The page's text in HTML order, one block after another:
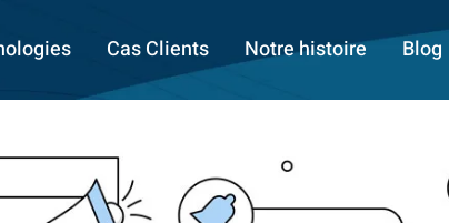
Cas Clients Notre histoire Blog